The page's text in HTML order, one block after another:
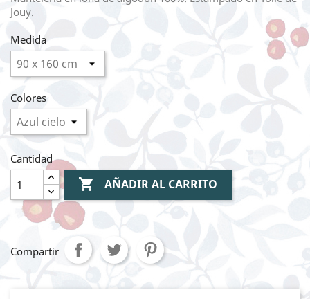
Jouy.
Medida
Colores
Cantidad
 AÑADIR AL CARRITO
Compartir